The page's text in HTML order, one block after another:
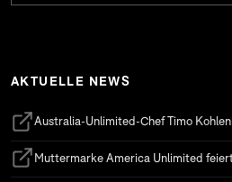
AKTUELLE NEWS
Australia-Unlimited-Chef Timo
(öffnet in neuem Tab)
Muttermarke America Unlimited
(öffnet in neuem Tab)